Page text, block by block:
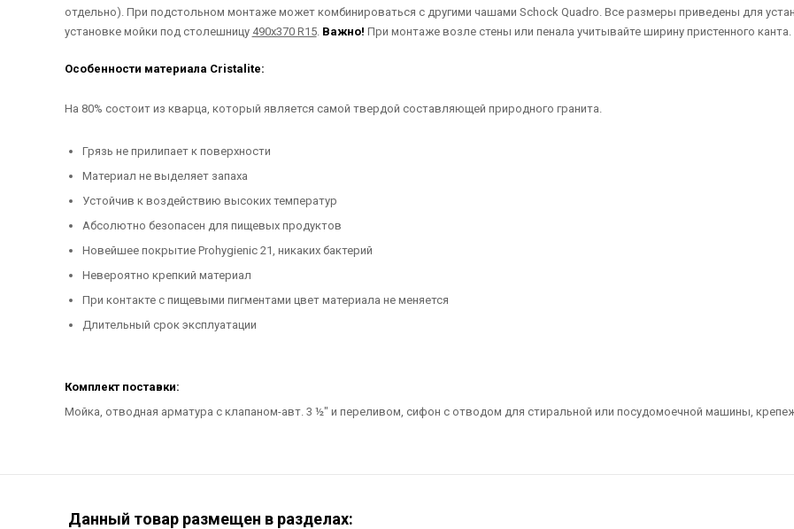
отдельно). При подстольном монтаже может комбинироваться с другими чашами Schock Quadro. Все размеры приведены для
установке мойки под столешницу 490х370 R15. Важно! При монтаже возле стены или пенала учитывайте ширину пристенного канта.
Особенности материала Cristalite:
На 80% состоит из кварца, который является самой твердой составляющей природного гранита.
Грязь не прилипает к поверхности
Материал не выделяет запаха
Устойчив к воздействию высоких температур
Абсолютно безопасен для пищевых продуктов
Новейшее покрытие Prohygienic 21, никаких бактерий
Невероятно крепкий материал
При контакте с пищевыми пигментами цвет материала не меняется
Длительный срок эксплуатации
Комплект поставки:
Мойка, отводная арматура с клапаном-авт. 3 ½" и переливом, сифон с отводом для стиральной или посудомоечной машины,
Данный товар размещен в разделах: